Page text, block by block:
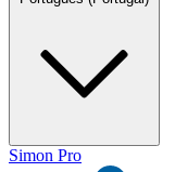
Simon Pro